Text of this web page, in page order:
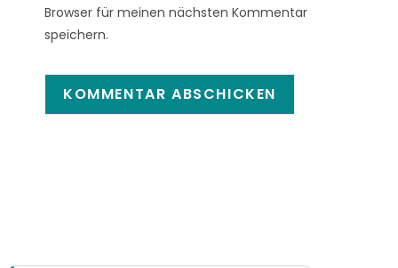
Browser für meinen nächsten Kommentar
speichern.